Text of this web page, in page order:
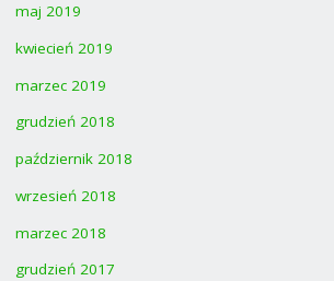
maj 2019
kwiecień 2019
marzec 2019
grudzień 2018
październik 2018
wrzesień 2018
marzec 2018
grudzień 2017